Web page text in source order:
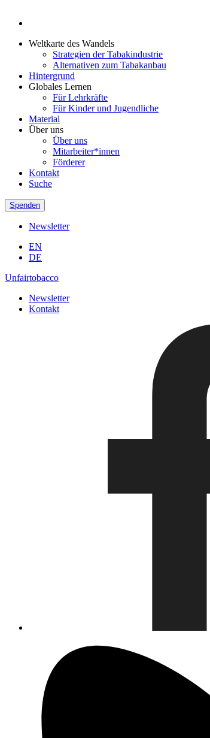
Weltkarte des Wandels
Strategien der Tabakindustrie
Alternativen zum Tabakanbau
Hintergrund
Globales Lernen
Für Lehrkräfte
Für Kinder und Jugendliche
Material
Über uns
Über uns
Mitarbeiter*innen
Förderer
Kontakt
Suche
Spenden
Newsletter
EN
DE
Unfairtobacco
Newsletter
Kontakt